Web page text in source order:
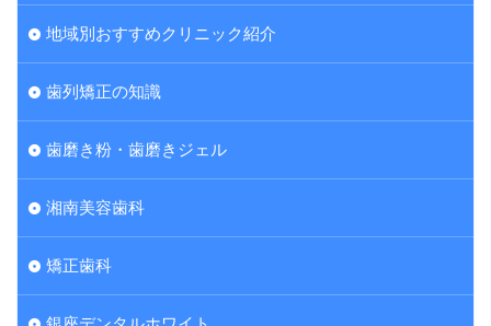
地域別おすすめクリニック紹介
歯列矯正の知識
歯磨き粉・歯磨きジェル
湘南美容歯科
矯正歯科